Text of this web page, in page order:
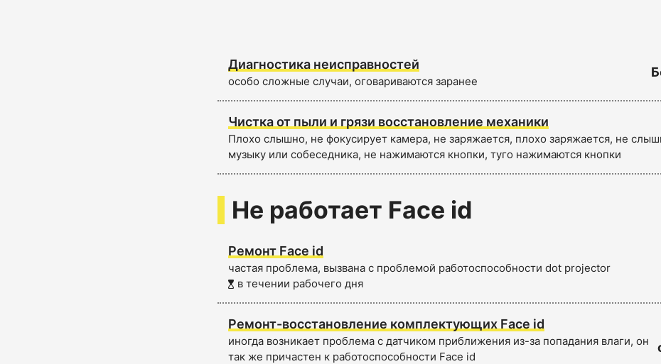
Диагностика неисправностей
особо сложные случаи, оговариваются заранее
Чистка от пыли и грязи восстановление механики
Плохо слышно, не фокусирует камера, не заряжается, плохо заряжается, не
музыку или собеседника, не нажимаются кнопки, туго нажимаются кнопки
Не работает Face id
Ремонт Face id
частая проблема, вызвана с проблемой работоспособности dot projector
в течении рабочего дня
Ремонт-восстановление комплектующих Face id
иногда возникает проблема с датчиком приближения из-за попадания влаги, он
так же причастен к работоспособности Face id